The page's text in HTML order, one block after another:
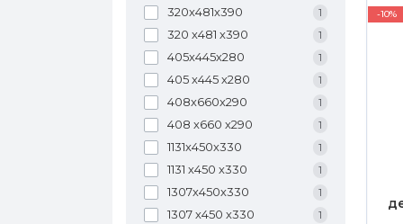
320х481х390 1
320 х481 х390 1
405х445х280 1
405 х445 х280 1
408х660х290 1
408 х660 х290 1
1131х450х330 1
1131 х450 х330 1
1307х450х330 1
1307 х450 х330 1
-10%